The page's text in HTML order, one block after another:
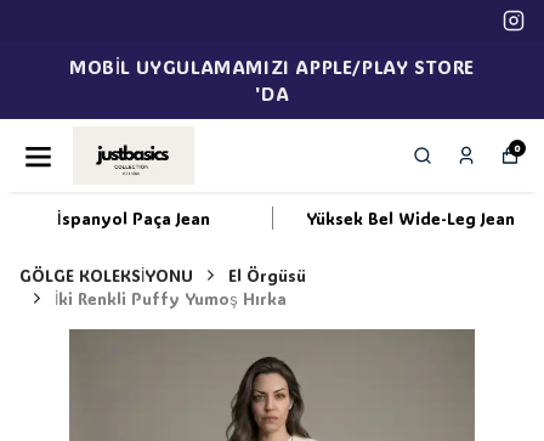
MOBİL UYGULAMAMIZI APPLE/PLAY STORE
'DA
0
İspanyol Paça Jean Yüksek Bel Wide-Leg Jean
GÖLGE KOLEKSİYONU
El Örgüsü
İki Renkli Puffy Yumoş Hırka